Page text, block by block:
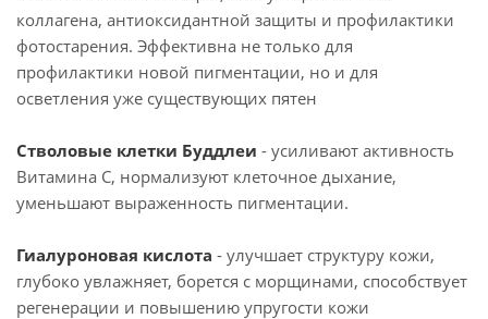
коллагена, антиоксидантной защиты и профилактики
фотостарения. Эффективна не только для
профилактики новой пигментации, но и для
осветления уже существующих пятен
Стволовые клетки Буддлеи - усиливают активность
Витамина C, нормализуют клеточное дыхание,
уменьшают выраженность пигментации.
Гиалуроновая кислота - улучшает структуру кожи,
глубоко увлажняет, борется с морщинами, способствует
регенерации и повышению упругости кожи